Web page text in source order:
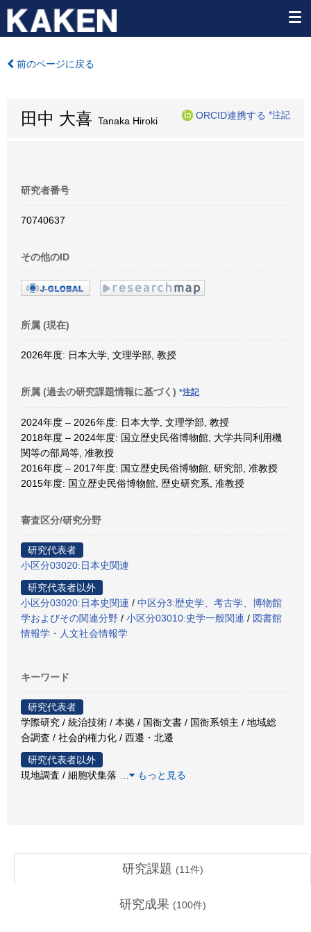
前のページに戻る
田中 大喜 Tanaka Hiroki
ORCID連携する *注記
研究者番号
70740637
その他のID
所属 (現在)
2026年度: 日本大学, 文理学部, 教授
所属 (過去の研究課題情報に基づく) *注記
2024年度 – 2026年度: 日本大学, 文理学部, 教授
2018年度 – 2024年度: 国立歴史民俗博物館, 大学共同利用機
関等の部局等, 准教授
2016年度 – 2017年度: 国立歴史民俗博物館, 研究部, 准教授
2015年度: 国立歴史民俗博物館, 歴史研究系, 准教授
審査区分/研究分野
研究代表者
小区分03020:日本史関連
研究代表者以外
小区分03020:日本史関連 / 中区分3:歴史学、考古学、博物館
学およびその関連分野 / 小区分03010:史学一般関連 / 図書館
情報学・人文社会情報学
キーワード
研究代表者
学際研究 / 統治技術 / 本拠 / 国衙文書 / 国衙系領主 / 地域総
合調査 / 社会的権力化 / 西遷・北遷
研究代表者以外
現地調査 / 細胞状集落
もっと見る
研究課題 (11件)
研究成果 (100件)